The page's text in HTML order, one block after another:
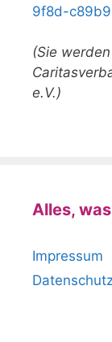
9f8d-
(Sie
e.V.)
Alles,
Impressum